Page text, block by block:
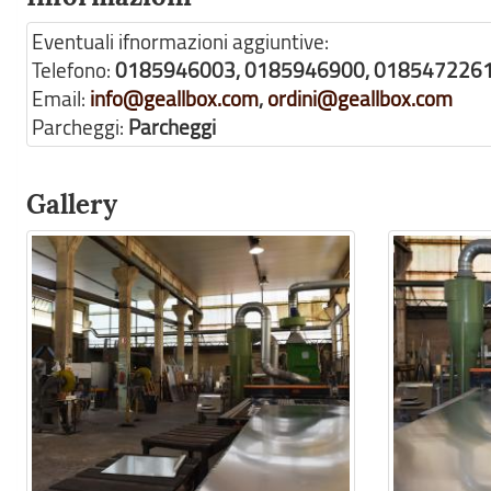
Eventuali ifnormazioni aggiuntive:
Telefono:0185946003, 0185946900,
Email: info@geallbox.com,ordini@geallbox.com
Parcheggi: Parcheggi
Gallery